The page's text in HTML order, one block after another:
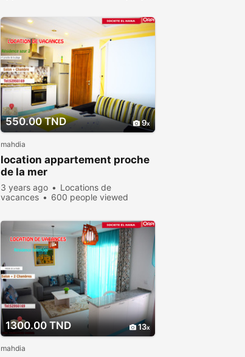
550.00 TND 9
mahdia
location appartement proche
de la mer
3 years ago
Locations de
vacances
600 people viewed
1300.00 TND 13
mahdia